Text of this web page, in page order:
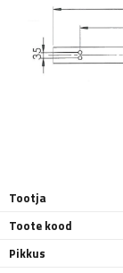
Tootja
Toote kood
Pikkus